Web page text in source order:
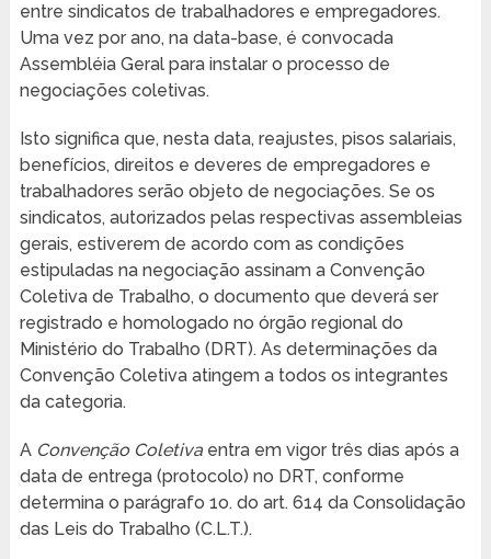
entre sindicatos de trabalhadores e empregadores.
Uma vez por ano, na data-base, é convocada
Assembléia Geral para instalar o processo de
negociações coletivas.
Isto significa que, nesta data, reajustes, pisos salariais,
benefícios, direitos e deveres de empregadores e
trabalhadores serão objeto de negociações. Se os
sindicatos, autorizados pelas respectivas assembleias
gerais, estiverem de acordo com as condições
estipuladas na negociação assinam a Convenção
Coletiva de Trabalho, o documento que deverá ser
registrado e homologado no órgão regional do
Ministério do Trabalho (DRT). As determinações da
Convenção Coletiva atingem a todos os integrantes
da categoria.
A Convenção Coletivaentra em vigor três dias após a
data de entrega (protocolo) no DRT, conforme
determina o parágrafo 1o. do art. 614 da Consolidação
das Leis do Trabalho (C.L.T.).